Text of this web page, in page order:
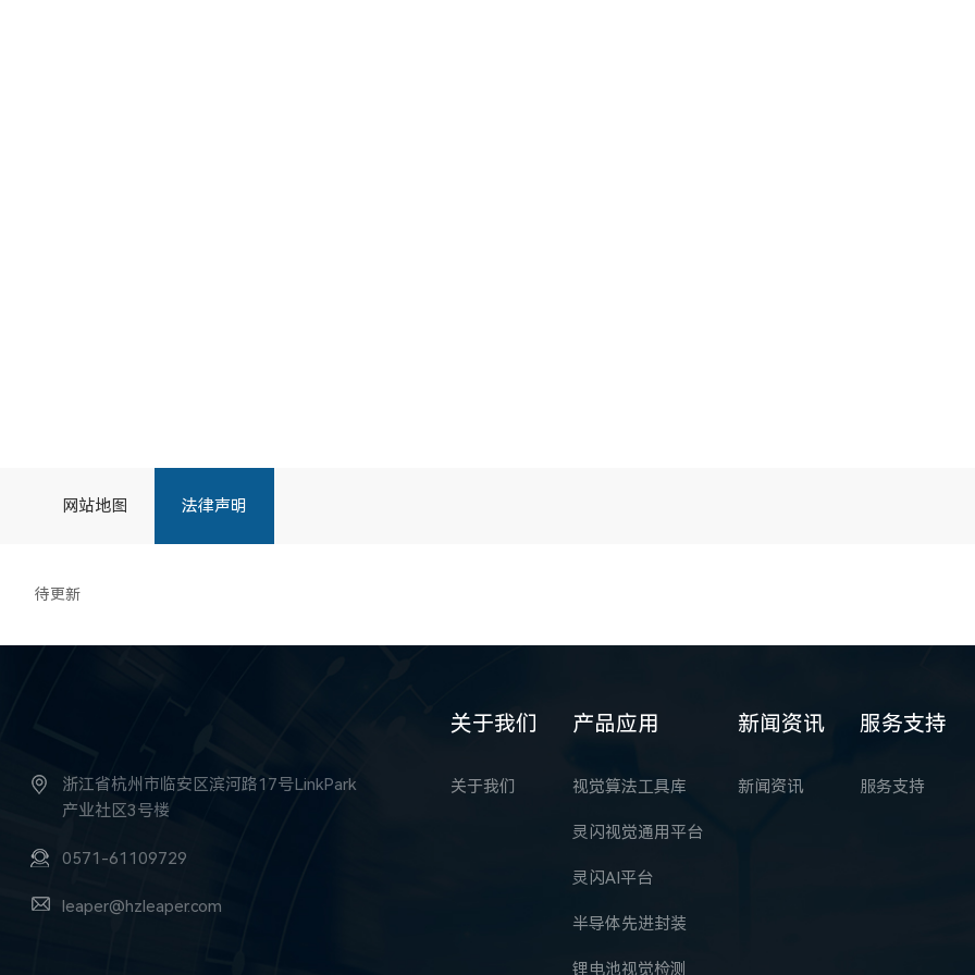
网站地图 法律声明
待更新
浙江省杭州市临安区滨河路17号LinkPark
产业社区3号楼
0571-61109729
leaper@hzleaper.com
关于我们
关于我们
产品应用
视觉算法工具库
灵闪视觉通用平台
灵闪AI平台
半导体先进封装
锂电池视觉检测
新闻资讯
新闻资讯
服务支持
服务支持